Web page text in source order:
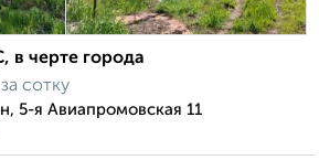
в черте города
за сотку
5-я Авиапромовская 11